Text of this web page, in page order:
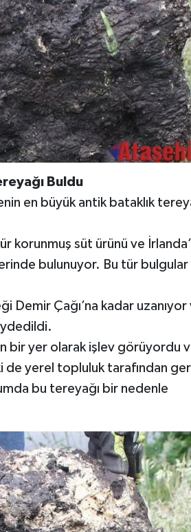
Buldu
en büyük antik bataklık
korunmuş süt ürünü ve
bulunuyor. Bu tür bulgular
Demir Çağı’na kadar uzanıyor
bir yer olarak işlev görüyordu
de yerel topluluk tarafından
bu tereyağı bir nedenle